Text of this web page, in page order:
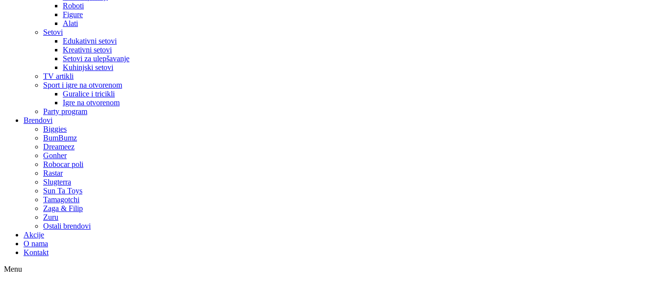
Roboti
Figure
Alati
Setovi
Edukativni setovi
Kreativni setovi
Setovi za ulepšavanje
Kuhinjski setovi
TV artikli
Sport i igre na otvorenom
Guralice i tricikli
Igre na otvorenom
Party program
Brendovi
Biggies
BumBumz
Dreameez
Gonher
Robocar poli
Rastar
Slugterra
Sun Ta Toys
Tamagotchi
Zaga & Filip
Zuru
Ostali brendovi
Akcije
O nama
Kontakt
Menu